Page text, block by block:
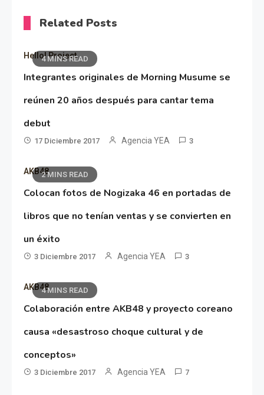
Related Posts
4 MINS READ
Hello! Project
Integrantes originales de Morning Musume se
reúnen 20 años después para cantar tema
debut
17 Diciembre 2017 Agencia YEA 3
2 MINS READ
AKB48
Colocan fotos de Nogizaka 46 en portadas de
libros que no tenían ventas y se convierten en
un éxito
3 Diciembre 2017 Agencia YEA 3
4 MINS READ
AKB48
Colaboración entre AKB48 y proyecto coreano
causa «desastroso choque cultural y de
conceptos»
3 Diciembre 2017 Agencia YEA 7